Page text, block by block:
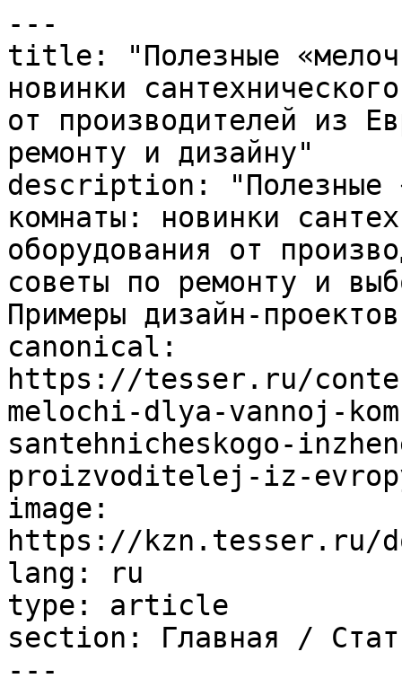
---
title: "Полезные
новинки
от производителей из
ремонту и дизайну"
description: "Полезные
комнаты: новинки
оборудования от
советы по ремонту и
Примеры дизайн-
canonical:
https://tesser.ru/
melochi-dlya-vannoj-
santehnicheskogo-
proizvoditelej-iz-
image:
https://kzn.tesser.ru/
lang: ru
type: article
section: Главная /
---